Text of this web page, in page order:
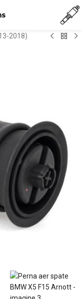
2018)